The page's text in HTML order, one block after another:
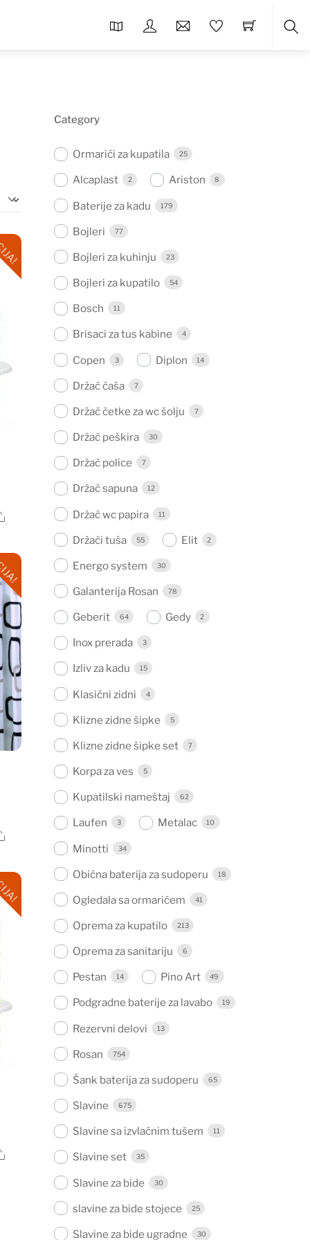
Share
Share
Share
Category
Ormarići za kupatila 25
Alcaplast 2 Ariston 8
Baterije za kadu 179
Bojleri 77
Bojleri za kuhinju 23
Bojleri za kupatilo 54
Bosch 11
Brisaci za tus kabine 4
Copen 3 Diplon 14
Držač čaša 7
Držač četke za wc šolju 7
Držač peškira 30
Držač police 7
Držač sapuna 12
Držač wc papira 11
Držači tuša 55 Elit 2
Energo system 30
Galanterija Rosan 78
Geberit 64 Gedy 2
Inox prerada 3
Izliv za kadu 15
Klasični zidni 4
Klizne zidne šipke 5
Klizne zidne šipke set 7
Korpa za ves 5
Kupatilski nameštaj 62
Laufen 3 Metalac 10
Minotti 34
Obična baterija za sudoperu 18
Ogledala sa ormarićem 41
Oprema za kupatilo 213
Oprema za sanitariju 6
Pestan 14 Pino Art 49
Podgradne baterije za lavabo 19
Rezervni delovi 13
Rosan 754
Šank baterija za sudoperu 65
Slavine 675
Slavine sa izvlačnim tušem 11
Slavine set 35
Slavine za bide 30
slavine za bide stojece 25
Slavine za bide ugradne 30